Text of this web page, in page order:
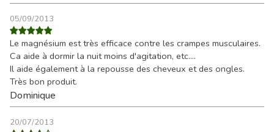
05/09/2013
Le magnésium est très efficace contre les crampes musculaires.
Ca aide à dormir la nuit moins d'agitation, etc....
Il aide également à la repousse des cheveux et des ongles.
Très bon produit.
Dominique
20/07/2013